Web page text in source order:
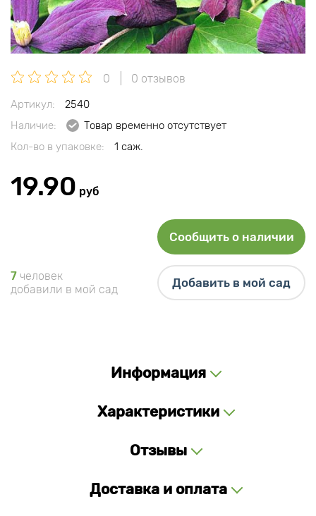
0 0 отзывов
Артикул:
2540
Наличие:
Товар временно отсутствует
Кол-во в упаковке:
1 саж.
19.90 руб
Сообщить о наличии
7 человек
добавили в мой сад
Добавить в мой сад
Информация
Характеристики
Отзывы
Доставка и оплата